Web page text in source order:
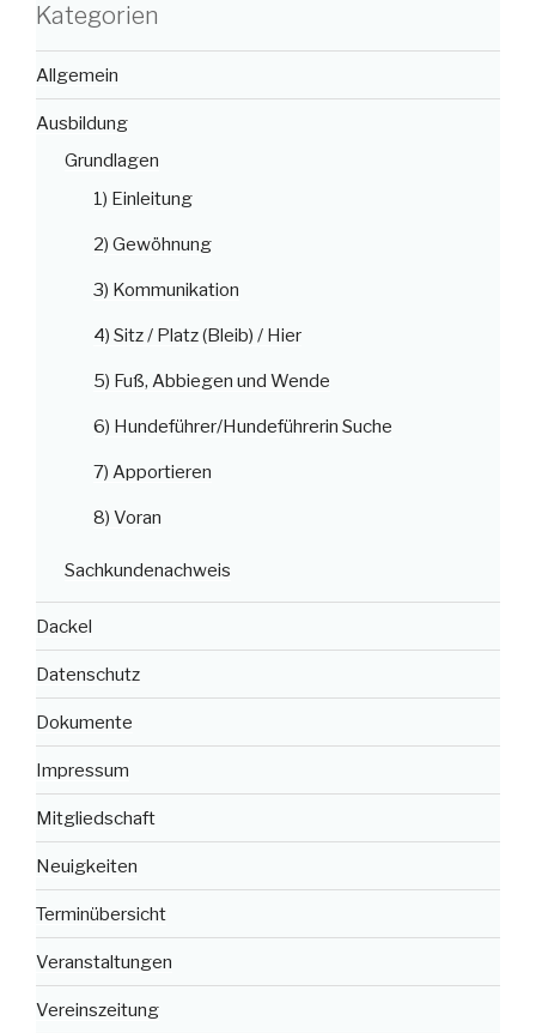
Kategorien
Allgemein
Ausbildung
Grundlagen
1) Einleitung
2) Gewöhnung
3) Kommunikation
4) Sitz / Platz (Bleib) / Hier
5) Fuß, Abbiegen und Wende
6) Hundeführer/Hundeführerin Suche
7) Apportieren
8) Voran
Sachkundenachweis
Dackel
Datenschutz
Dokumente
Impressum
Mitgliedschaft
Neuigkeiten
Terminübersicht
Veranstaltungen
Vereinszeitung